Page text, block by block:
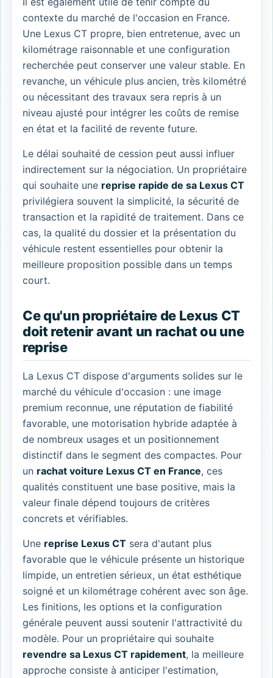
contexte du marché de l'occasion en France.
Une Lexus CT propre, bien entretenue, avec un
kilométrage raisonnable et une configuration
recherchée peut conserver une valeur stable. En
revanche, un véhicule plus ancien, très kilométré
ou nécessitant des travaux sera repris à un
niveau ajusté pour intégrer les coûts de remise
en état et la facilité de revente future.
Le délai souhaité de cession peut aussi influer
indirectement sur la négociation. Un propriétaire
qui souhaite une reprise rapide de sa Lexus CT
privilégiera souvent la simplicité, la sécurité de
transaction et la rapidité de traitement. Dans ce
cas, la qualité du dossier et la présentation du
véhicule restent essentielles pour obtenir la
meilleure proposition possible dans un temps
court.
Ce qu'un propriétaire de Lexus CT
doit retenir avant un rachat ou une
reprise
La Lexus CT dispose d'arguments solides sur le
marché du véhicule d'occasion : une image
premium reconnue, une réputation de fiabilité
favorable, une motorisation hybride adaptée à
de nombreux usages et un positionnement
distinctif dans le segment des compactes. Pour
un rachat voiture Lexus CT en France, ces
qualités constituent une base positive, mais la
valeur finale dépend toujours de critères
concrets et vérifiables.
Une reprise Lexus CT sera d'autant plus
favorable que le véhicule présente un historique
limpide, un entretien sérieux, un état esthétique
soigné et un kilométrage cohérent avec son âge.
Les finitions, les options et la configuration
générale peuvent aussi soutenir l'attractivité du
modèle. Pour un propriétaire qui souhaite
revendre sa Lexus CT rapidement, la meilleure
approche consiste à anticiper l'estimation,